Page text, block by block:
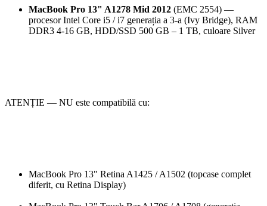
MacBook Pro 13" A1278 Mid 2012 (EMC 2554) —
procesor Intel Core i5 / i7 generația a 3-a (Ivy Bridge), RAM
DDR3 4-16 GB, HDD/SSD 500 GB – 1 TB, culoare Silver
ATENȚIE — NU este compatibilă cu:
MacBook Pro 13" Retina A1425 / A1502 (topcase complet
diferit, cu Retina Display)